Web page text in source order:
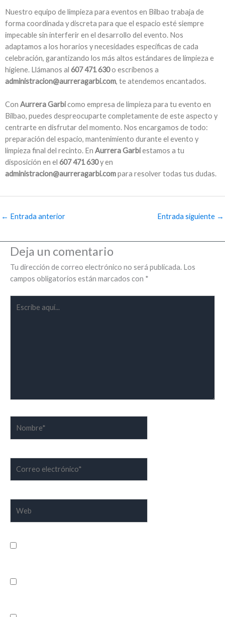
Nuestro equipo de limpieza para eventos en Bilbao trabaja de
forma coordinada y discreta para que el espacio esté siempre
impecable sin interferir en el desarrollo del evento. Nos
adaptamos a los horarios y necesidades específicas de cada
celebración, garantizando los más altos estándares de limpieza e
higiene. Llámanos al 607 471 630o escríbenos a
administracion@aurreragarbi.com, te atendemos encantados.
Con Aurrera Garbicomo empresa de limpieza para tu evento en
Bilbao, puedes despreocuparte completamente de este aspecto y
centrarte en disfrutar del momento. Nos encargamos de todo:
preparación del espacio, mantenimiento durante el evento y
limpieza final del recinto. En Aurrera Garbiestamos a tu
disposición en el 607 471 630y en
administracion@aurreragarbi.compara resolver todas tus dudas.
← Entrada anterior Entrada siguiente →
Deja un comentario
Tu dirección de correo electrónico no será publicada. Los
campos obligatorios están marcados con *
aquí...
electrónico*